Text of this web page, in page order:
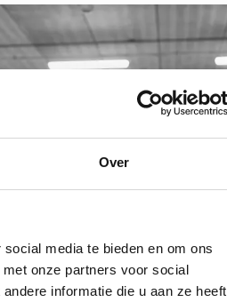
Over
media te bieden en om ons
onze partners voor social
informatie die u aan ze heeft